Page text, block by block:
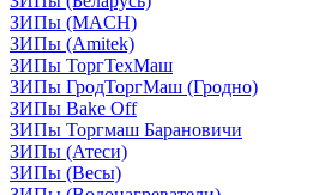
ЗИПы (MACH)
ЗИПы (Amitek)
ЗИПы ТоргТехМаш
ЗИПы ГродТоргМаш (Гродно)
ЗИПы Bake Off
ЗИПы Торгмаш Барановичи
ЗИПы (Атеси)
ЗИПы (Весы)